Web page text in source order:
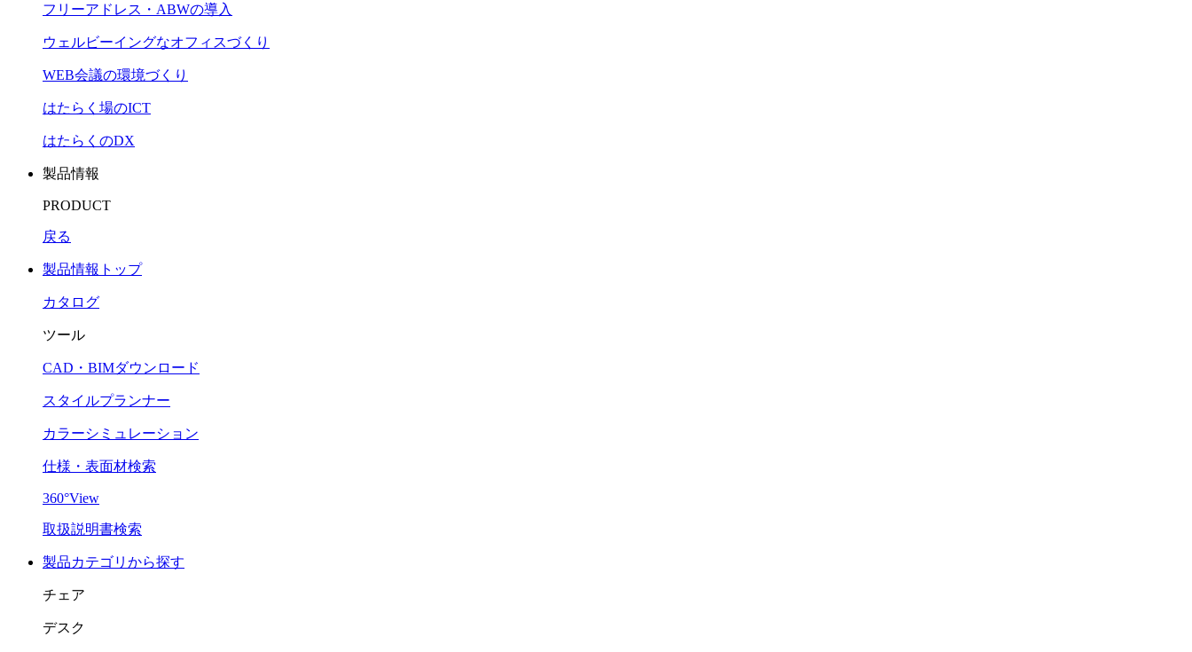
フリーアドレス・ABWの導入
ウェルビーイングなオフィスづくり
WEB会議の環境づくり
はたらく場のICT
はたらくのDX
製品情報
PRODUCT
戻る
製品情報トップ
カタログ
ツール
CAD・BIMダウンロード
スタイルプランナー
カラーシミュレーション
仕様・表面材検索
360°View
取扱説明書検索
製品カテゴリから探す
チェア
デスク